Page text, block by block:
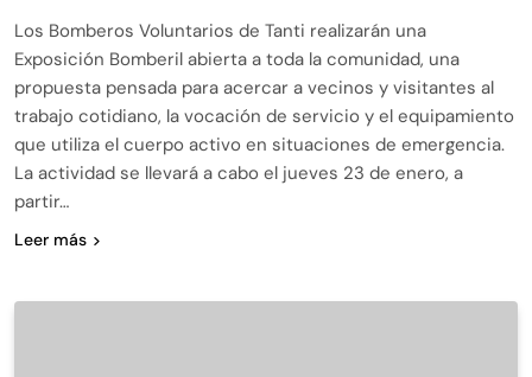
Los Bomberos Voluntarios de Tanti realizarán una
Exposición Bomberil abierta a toda la comunidad, una
propuesta pensada para acercar a vecinos y visitantes al
trabajo cotidiano, la vocación de servicio y el equipamiento
que utiliza el cuerpo activo en situaciones de emergencia.
La actividad se llevará a cabo el jueves 23 de enero, a
partir…
Leer más